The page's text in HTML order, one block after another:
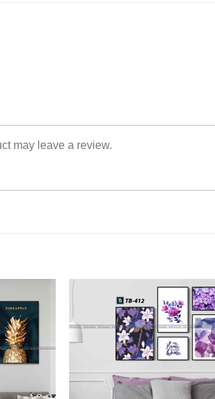
may leave a review.